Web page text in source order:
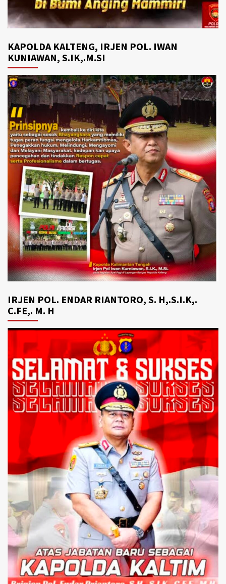
KAPOLDA KALTENG, IRJEN POL. IWAN
KUNIAWAN, S.IK,.M.SI
IRJEN POL. ENDAR RIANTORO, S. H,.S.I.K,.
C.FE,. M. H